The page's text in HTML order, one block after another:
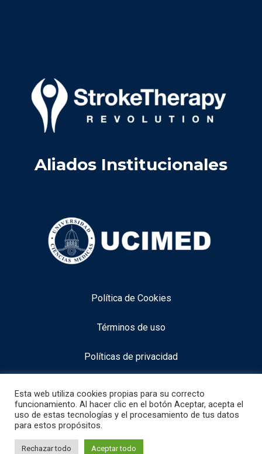
Aliados Institucionales
Política de Cookies
Términos de uso
Políticas de privacidad
info@neurocognitiveacademy.com
Esta web utiliza cookies propias para su correcto
funcionamiento. Al hacer clic en el botón Aceptar, acepta el
uso de estas tecnologías y el procesamiento de tus datos
para estos propósitos.
Rechazar todo Aceptar todo
Necesitas alguna información especifica